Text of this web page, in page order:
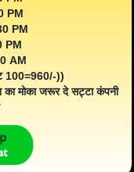
PM
PM
PM
AM
100=960/-))
का मोका जरूर दे सट्टा कंपनी